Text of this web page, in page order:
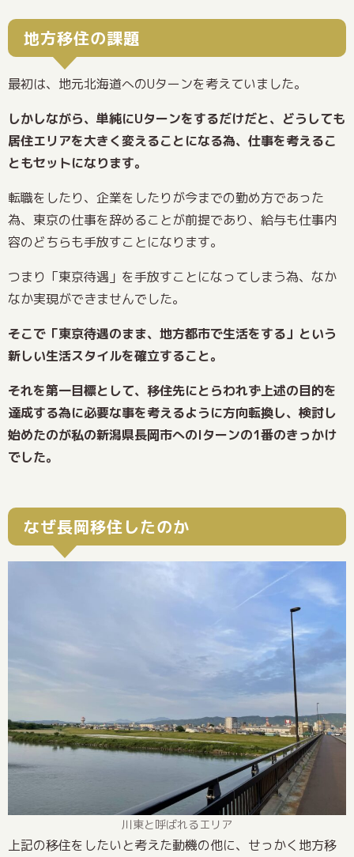
地方移住の課題
最初は、地元北海道へのUターンを考えていました。
しかしながら、単純にUターンをするだけだと、どうしても
居住エリアを大きく変えることになる為、仕事を考えるこ
ともセットになります。
転職をしたり、企業をしたりが今までの勤め方であった
為、東京の仕事を辞めることが前提であり、給与も仕事内
容のどちらも手放すことになります。
つまり「東京待遇」を手放すことになってしまう為、なか
なか実現ができませんでした。
そこで「東京待遇のまま、地方都市で生活をする」という
新しい生活スタイルを確立すること。
それを第一目標として、移住先にとらわれず上述の目的を
達成する為に必要な事を考えるように方向転換し、検討し
始めたのが私の新潟県長岡市へのIターンの1番のきっかけ
でした。
なぜ長岡移住したのか
川東と呼ばれるエリア
上記の移住をしたいと考えた動機の他に、せっかく地方移